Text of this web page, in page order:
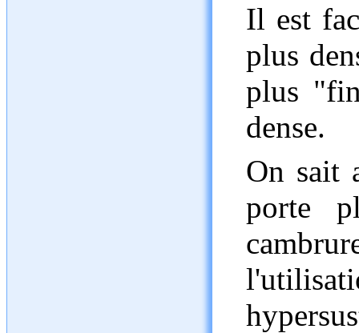
Il est
plus
plus
dense.
On sait
porte